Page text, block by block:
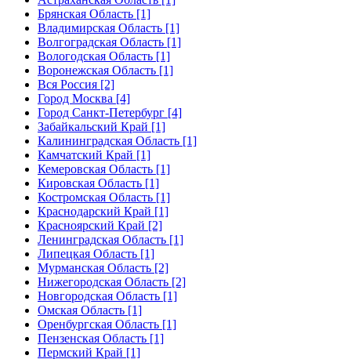
Брянская Область [1]
Владимирская Область [1]
Волгоградская Область [1]
Вологодская Область [1]
Воронежская Область [1]
Вся Россия [2]
Город Москва [4]
Город Санкт-Петербург [4]
Забайкальский Край [1]
Калининградская Область [1]
Камчатский Край [1]
Кемеровская Область [1]
Кировская Область [1]
Костромская Область [1]
Краснодарский Край [1]
Красноярский Край [2]
Ленинградская Область [1]
Липецкая Область [1]
Мурманская Область [2]
Нижегородская Область [2]
Новгородская Область [1]
Омская Область [1]
Оренбургская Область [1]
Пензенская Область [1]
Пермский Край [1]